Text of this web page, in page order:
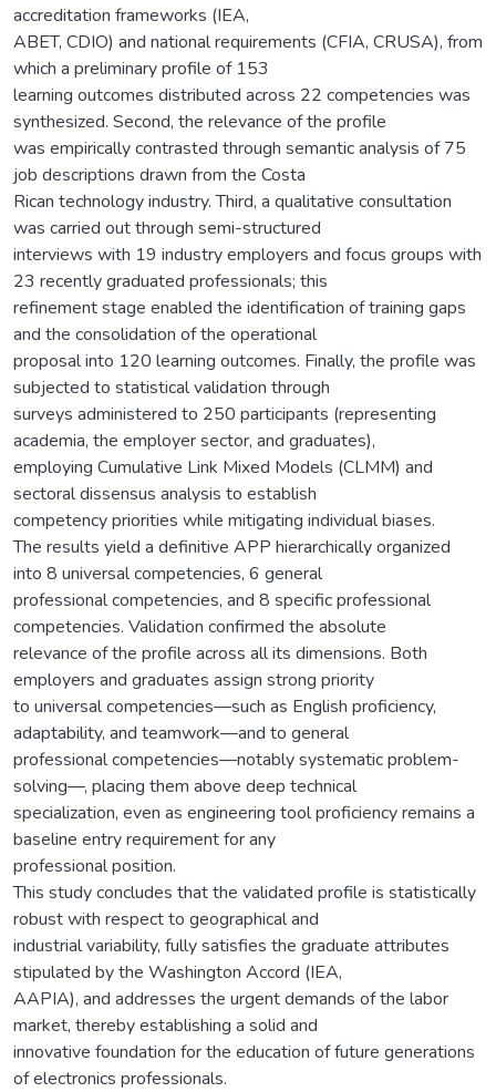
accreditation frameworks (IEA,
ABET, CDIO) and national requirements (CFIA, CRUSA), from
which a preliminary profile of 153
learning outcomes distributed across 22 competencies was
synthesized. Second, the relevance of the profile
was empirically contrasted through semantic analysis of 75
job descriptions drawn from the Costa
Rican technology industry. Third, a qualitative consultation
was carried out through semi-structured
interviews with 19 industry employers and focus groups with
23 recently graduated professionals; this
refinement stage enabled the identification of training gaps
and the consolidation of the operational
proposal into 120 learning outcomes. Finally, the profile was
subjected to statistical validation through
surveys administered to 250 participants (representing
academia, the employer sector, and graduates),
employing Cumulative Link Mixed Models (CLMM) and
sectoral dissensus analysis to establish
competency priorities while mitigating individual biases.
The results yield a definitive APP hierarchically organized
into 8 universal competencies, 6 general
professional competencies, and 8 specific professional
competencies. Validation confirmed the absolute
relevance of the profile across all its dimensions. Both
employers and graduates assign strong priority
to universal competencies—such as English proficiency,
adaptability, and teamwork—and to general
professional competencies—notably systematic problem-
solving—, placing them above deep technical
specialization, even as engineering tool proficiency remains a
baseline entry requirement for any
professional position.
This study concludes that the validated profile is statistically
robust with respect to geographical and
industrial variability, fully satisfies the graduate attributes
stipulated by the Washington Accord (IEA,
AAPIA), and addresses the urgent demands of the labor
market, thereby establishing a solid and
innovative foundation for the education of future generations
of electronics professionals.